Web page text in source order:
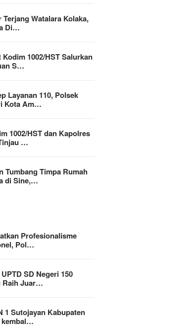
Terjang Watalara Kolaka,
Di…
Kodim 1002/HST Salurkan
S…
Layanan 110, Polsek
Kota Am…
1002/HST dan Kapolres
…
Tumbang Timpa Rumah
di Sine,…
Profesionalisme
Pol…
SD Negeri 150
Raih Juar…
1 Sutojayan Kabupaten